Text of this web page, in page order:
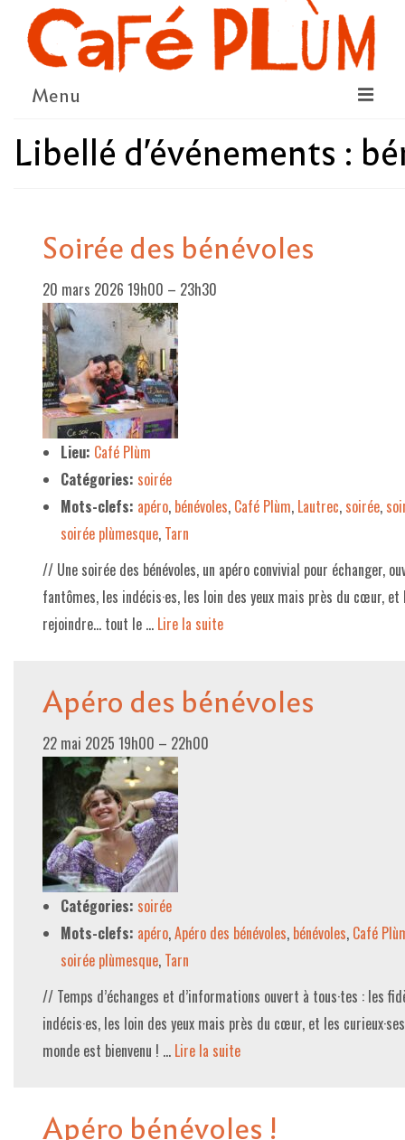
Menu
LE PROJET
NOUS SOUTENIR
LE PROGRAMME
DÉTAIL DES ÉVÉNEMENTS
LA SAISON CULTURELLE
AMI·ES ARTISTES
LE PROJET DE TERRITOIRE
LE CAFÉ/RESTO
LES FORMULES
NOS FOURNISSEUR·EUSE·S
LA LIBRAIRIE
COMMANDER UN LIVRE
LES EXPOSITIONS
INFOS & ACCESSIBILITÉ
Libellé d'événements :
Soirée des bénévoles
20 mars 2026 19h00 – 23h30
Lieu: Café Plùm
Catégories: soirée
Mots-clefs: apéro, bénévoles, Café Plùm, Lautrec, soirée,
soirée plùmesque, Tarn
// Une soirée des bénévoles, un apéro convivial pour échanger,
fantômes, les indécis·es, les loin des yeux mais près du cœur, et
rejoindre… tout le … Lire la suite­­
Apéro des bénévoles
22 mai 2025 19h00 – 22h00
Catégories: soirée
Mots-clefs: apéro,Apéro des bénévoles, bénévoles, Café
soirée plùmesque, Tarn
// Temps d’échanges et d’informations ouvert à tous·tes : les
indécis·es, les loin des yeux mais près du cœur, et les
monde est bienvenu ! … Lire la suite­­
Apéro bénévoles !